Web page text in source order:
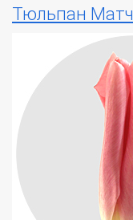
Тюльпан